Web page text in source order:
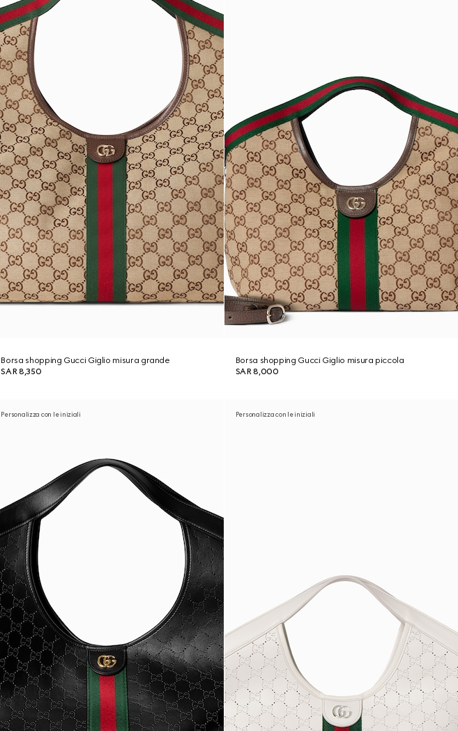
Borsa shopping Gucci Giglio misura grande
SAR 8,350
Borsa shopping Gucci Giglio misura piccola
SAR 8,000
Personalizza con le iniziali Personalizza con le iniziali